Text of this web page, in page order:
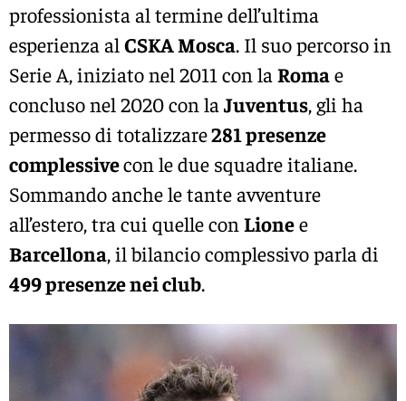
professionista al termine dell’ultima
esperienza al CSKA Mosca. Il suo percorso in
Serie A, iniziato nel 2011 con la Romae
concluso nel 2020 con la Juventus, gli ha
permesso di totalizzare281 presenze
complessivecon le due squadre italiane.
Sommando anche le tante avventure
all’estero, tra cui quelle con Lionee
Barcellona, il bilancio complessivo parla di
499 presenze nei club.